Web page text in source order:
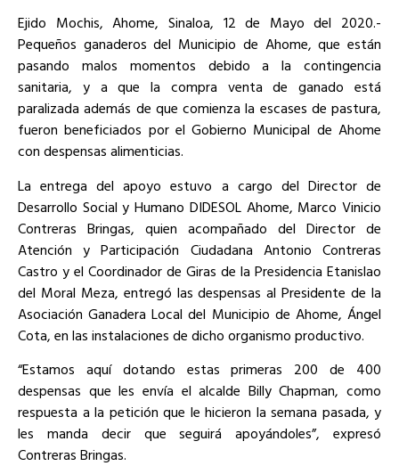
Ejido Mochis, Ahome, Sinaloa, 12 de Mayo del 2020.-
Pequeños ganaderos del Municipio de Ahome, que están
pasando malos momentos debido a la contingencia
sanitaria, y a que la compra venta de ganado está
paralizada además de que comienza la escases de pastura,
fueron beneficiados por el Gobierno Municipal de Ahome
con despensas alimenticias.
La entrega del apoyo estuvo a cargo del Director de
Desarrollo Social y Humano DIDESOL Ahome, Marco Vinicio
Contreras Bringas, quien acompañado del Director de
Atención y Participación Ciudadana Antonio Contreras
Castro y el Coordinador de Giras de la Presidencia Etanislao
del Moral Meza, entregó las despensas al Presidente de la
Asociación Ganadera Local del Municipio de Ahome, Ángel
Cota, en las instalaciones de dicho organismo productivo.
“Estamos aquí dotando estas primeras 200 de 400
despensas que les envía el alcalde Billy Chapman, como
respuesta a la petición que le hicieron la semana pasada, y
les manda decir que seguirá apoyándoles”, expresó
Contreras Bringas.